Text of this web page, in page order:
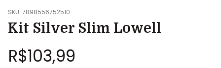
SKU: 7898556752510
Kit Silver Slim Lowell
R$103,99